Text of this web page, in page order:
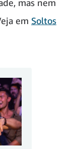
mas nem
em Soltos